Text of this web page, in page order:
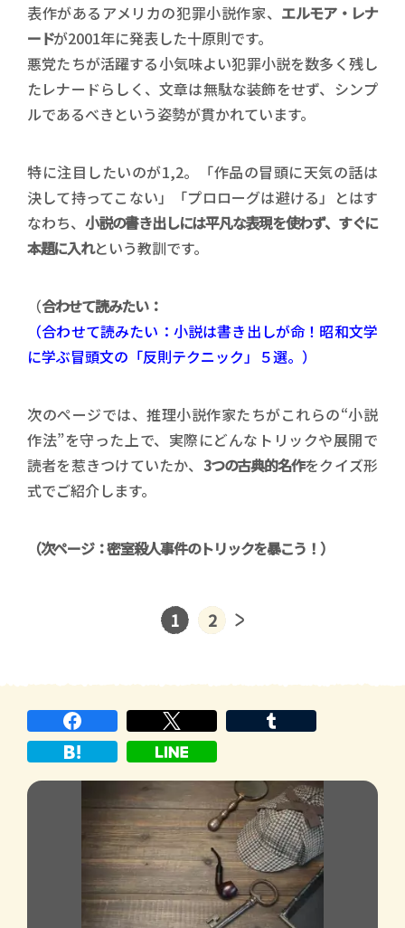
表作があるアメリカの犯罪小説作家、 エルモア・レナ
ードが2001年に発表した十原則です。
悪党たちが活躍する小気味よい犯罪小説を数多く残し
たレナードらしく、文章は無駄な装飾をせず、シンプ
ルであるべきという姿勢が貫かれています。
特に注目したいのが1,2。「作品の冒頭に天気の話は
決して持ってこない」「プロローグは避ける」とはす
なわち、小説の書き出しには平凡な表現を使わず、すぐに
本題に入れという教訓です。
（合わせて読みたい：
（合わせて読みたい：小説は書き出しが命！昭和文学
に学ぶ冒頭文の「反則テクニック」５選。）
次のページでは、推理小説作家たちがこれらの“小説
作法”を守った上で、実際にどんなトリックや展開で
読者を惹きつけていたか、 3つの古典的名作をクイズ形
式でご紹介します。
（次ページ：密室殺人事件のトリックを暴こう！）
1 2